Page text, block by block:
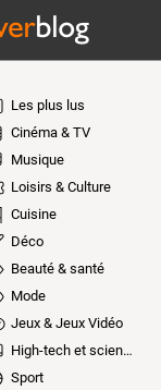
Les plus lus
Cinéma & TV
Musique
Loisirs & Culture
Cuisine
Déco
Beauté & santé
Mode
Jeux & Jeux Vidéo
High-tech et sciences
Sport